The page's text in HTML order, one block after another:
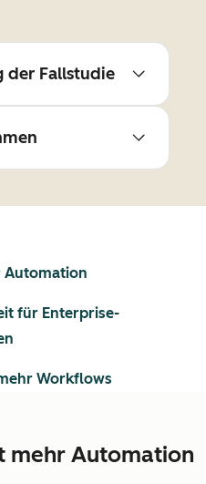
der Fallstudie
mehr Automation
Automation
für Enterprise-
Workflows